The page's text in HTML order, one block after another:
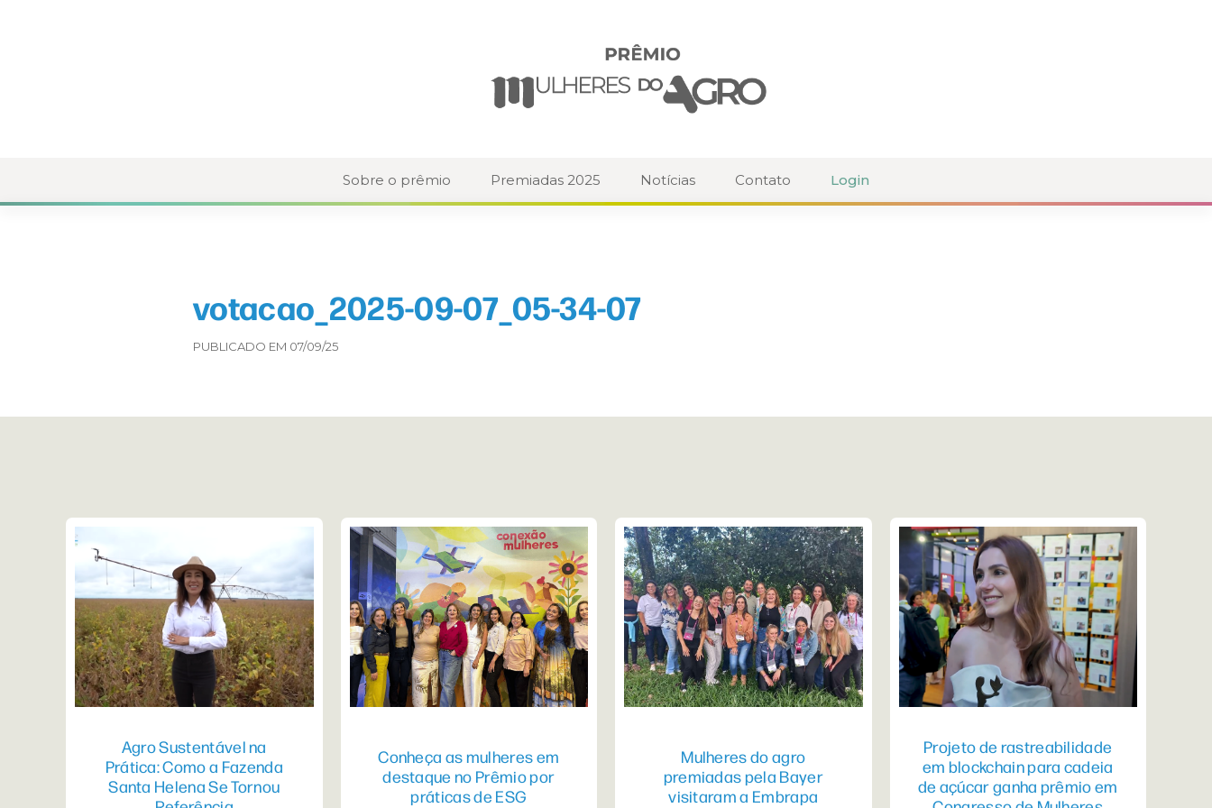
Sobre o prêmio Premiadas 2025 Notícias Contato Login
votacao_2025-09-07_05-34-07
PUBLICADO EM 07/09/25
Agro Sustentável na
Prática: Como a Fazenda
Santa Helena Se Tornou
Conheça as mulheres em
destaque no Prêmio por
práticas de ESG
Mulheres do agro
premiadas pela Bayer
visitaram a Embrapa
Projeto de rastreabilidade
em blockchain para cadeia
de açúcar ganha prêmio em